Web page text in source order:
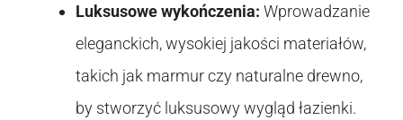
Luksusowe wykończenia: Wprowadzanie
eleganckich, wysokiej jakości materiałów,
takich jak marmur czy naturalne drewno,
by stworzyć luksusowy wygląd łazienki.